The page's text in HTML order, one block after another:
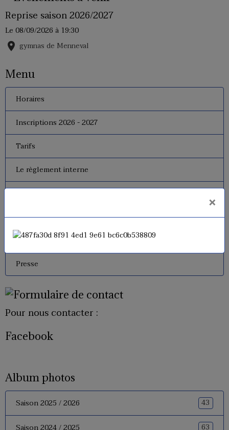
Reprise saison 2026/2027
Le 08/09/2026 à 19:30
gymnas de Menneval
Menu
Horaires
Inscriptions 2026 - 2027
Tarifs
Le règlement interne
Dates de fermeture
Historique de l'USM Badminton
Presse
Pour nous contacter :
Facebook
Album photos
Saison 2025 / 2026 43
Saison 2024 / 2025 63
×